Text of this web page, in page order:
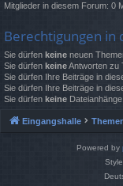
Mitglieder in diesem Forum: 0
Berechtigungen in
Sie dürfen keine neuen
Sie dürfen keineAntworten zu
Sie dürfen Ihre Beiträge in
Sie dürfen Ihre Beiträge in
Sie dürfen keine
Eingangshalle
Powered by